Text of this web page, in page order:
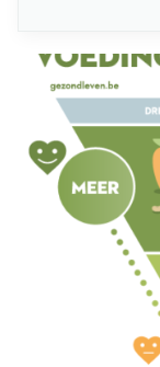
hersenen.
voornamelijk